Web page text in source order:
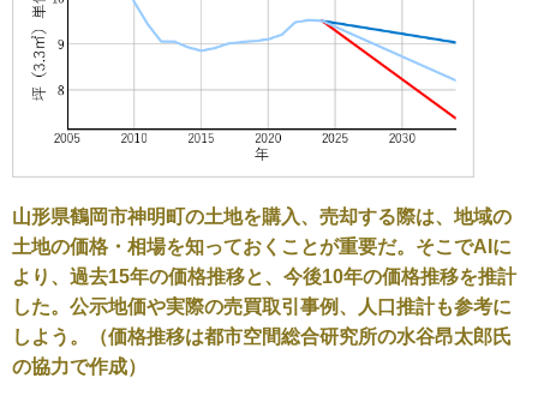
山形県鶴岡市神明町の土地を購入、売却する際は、地域の
土地の価格・相場を知っておくことが重要だ。そこでAIに
より、過去15年の価格推移と、今後10年の価格推移を推計
した。公示地価や実際の売買取引事例、人口推計も参考に
しよう。（価格推移は都市空間総合研究所の水谷昂太郎氏
の協力で作成）